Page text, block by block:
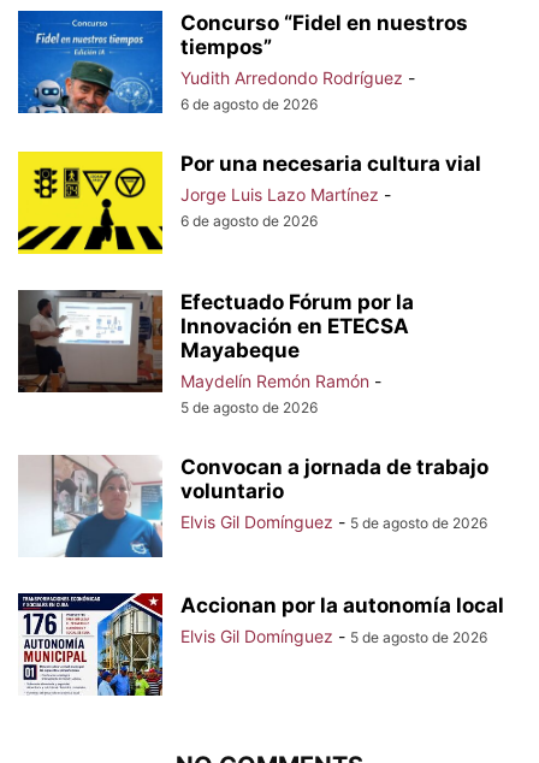
Concurso “Fidel en nuestros
tiempos”
Yudith Arredondo Rodríguez -
6 de agosto de 2026
Por una necesaria cultura vial
Jorge Luis Lazo Martínez -
6 de agosto de 2026
Efectuado Fórum por la
Innovación en ETECSA
Mayabeque
Maydelín Remón Ramón -
5 de agosto de 2026
Convocan a jornada de trabajo
voluntario
Elvis Gil Domínguez - 5 de agosto de 2026
Accionan por la autonomía local
Elvis Gil Domínguez - 5 de agosto de 2026